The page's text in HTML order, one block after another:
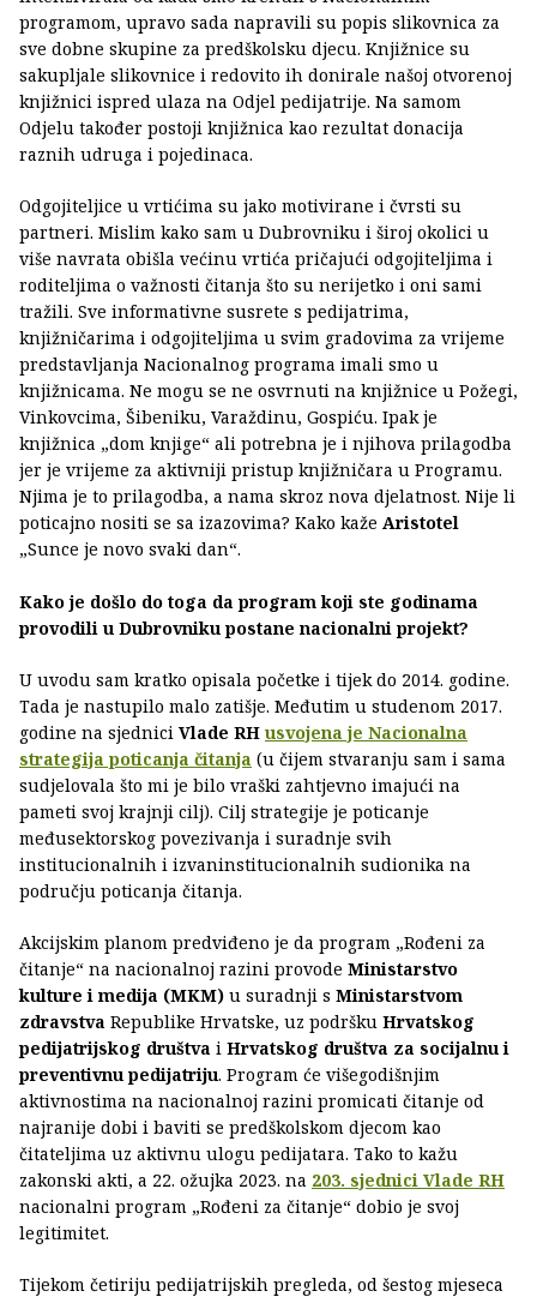
programom, upravo sada napravili su popis slikovnica za
sve dobne skupine za predškolsku djecu. Knjižnice su
sakupljale slikovnice i redovito ih donirale našoj otvorenoj
knjižnici ispred ulaza na Odjel pedijatrije. Na samom
Odjelu također postoji knjižnica kao rezultat donacija
raznih udruga i pojedinaca.
Odgojiteljice u vrtićima su jako motivirane i čvrsti su
partneri. Mislim kako sam u Dubrovniku i široj okolici u
više navrata obišla većinu vrtića pričajući odgojiteljima i
roditeljima o važnosti čitanja što su nerijetko i oni sami
tražili. Sve informativne susrete s pedijatrima,
knjižničarima i odgojiteljima u svim gradovima za vrijeme
predstavljanja Nacionalnog programa imali smo u
knjižnicama. Ne mogu se ne osvrnuti na knjižnice u Požegi,
Vinkovcima, Šibeniku, Varaždinu, Gospiću. Ipak je
knjižnica „dom knjige“ ali potrebna je i njihova prilagodba
jer je vrijeme za aktivniji pristup knjižničara u Programu.
Njima je to prilagodba, a nama skroz nova djelatnost. Nije li
poticajno nositi se sa izazovima? Kako kaže Aristotel
„Sunce je novo svaki dan“.
Kako je došlo do toga da program koji ste godinama
provodili u Dubrovniku postane nacionalni projekt?
U uvodu sam kratko opisala početke i tijek do 2014. godine.
Tada je nastupilo malo zatišje. Međutim u studenom 2017.
godine na sjednici Vlade RH usvojena je Nacionalna
strategija poticanja čitanja (u čijem stvaranju sam i sama
sudjelovala što mi je bilo vraški zahtjevno imajući na
pameti svoj krajnji cilj). Cilj strategije je poticanje
međusektorskog povezivanja i suradnje svih
institucionalnih i izvaninstitucionalnih sudionika na
području poticanja čitanja.
Akcijskim planom predviđeno je da program „Rođeni za
čitanje“ na nacionalnoj razini provode Ministarstvo
kulture i medija (MKM) u suradnji s Ministarstvom
zdravstva Republike Hrvatske, uz podršku Hrvatskog
pedijatrijskog društva i Hrvatskog društva za socijalnu i
preventivnu pedijatriju. Program će višegodišnjim
aktivnostima na nacionalnoj razini promicati čitanje od
najranije dobi i baviti se predškolskom djecom kao
čitateljima uz aktivnu ulogu pedijatara. Tako to kažu
zakonski akti, a 22. ožujka 2023. na 203. sjednici Vlade RH
nacionalni program „Rođeni za čitanje“ dobio je svoj
legitimitet.
Tijekom četiriju pedijatrijskih pregleda, od šestog mjeseca